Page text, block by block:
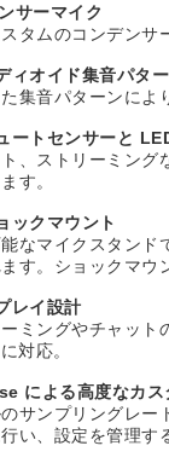
サーマイク
タムのコンデン
ィオイド集音パタ
集音パターンに
ートセンサーと
、ストリーミング
す。
ックマウント
なマイクスタンド
す。ショックマウ
レイ設計
ミングやチャッ
対応。
による高度なカス
サンプリングレ
い、設定を管理す